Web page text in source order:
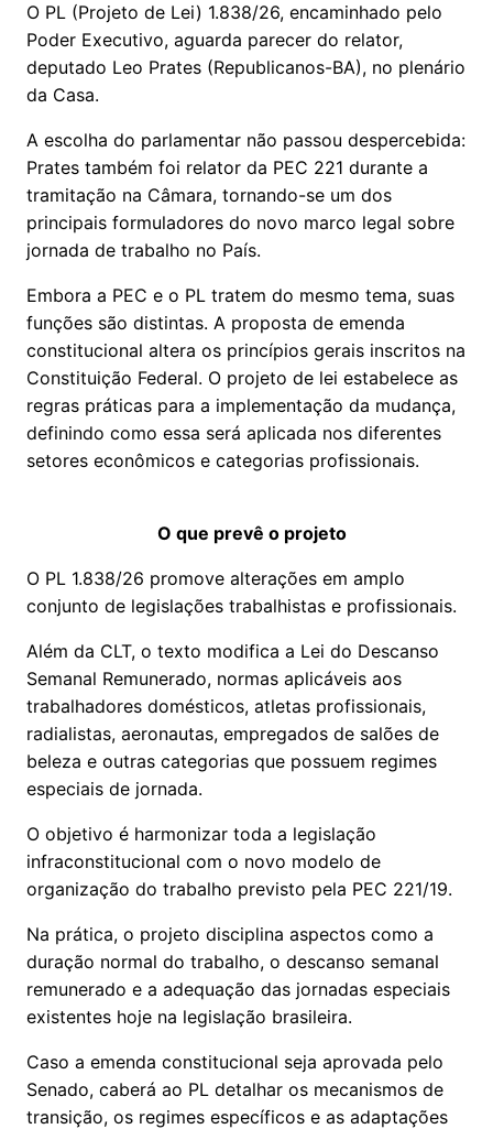
O PL (Projeto de Lei) 1.838/26, encaminhado pelo
Poder Executivo, aguarda parecer do relator,
deputado Leo Prates (Republicanos-BA), no plenário
da Casa.
A escolha do parlamentar não passou despercebida:
Prates também foi relator da PEC 221 durante a
tramitação na Câmara, tornando-se um dos
principais formuladores do novo marco legal sobre
jornada de trabalho no País.
Embora a PEC e o PL tratem do mesmo tema, suas
funções são distintas. A proposta de emenda
constitucional altera os princípios gerais inscritos na
Constituição Federal. O projeto de lei estabelece as
regras práticas para a implementação da mudança,
definindo como essa será aplicada nos diferentes
setores econômicos e categorias profissionais.
O que prevê o projeto
O PL 1.838/26 promove alterações em amplo
conjunto de legislações trabalhistas e profissionais.
Além da CLT, o texto modifica a Lei do Descanso
Semanal Remunerado, normas aplicáveis aos
trabalhadores domésticos, atletas profissionais,
radialistas, aeronautas, empregados de salões de
beleza e outras categorias que possuem regimes
especiais de jornada.
O objetivo é harmonizar toda a legislação
infraconstitucional com o novo modelo de
organização do trabalho previsto pela PEC 221/19.
Na prática, o projeto disciplina aspectos como a
duração normal do trabalho, o descanso semanal
remunerado e a adequação das jornadas especiais
existentes hoje na legislação brasileira.
Caso a emenda constitucional seja aprovada pelo
Senado, caberá ao PL detalhar os mecanismos de
transição, os regimes específicos e as adaptações